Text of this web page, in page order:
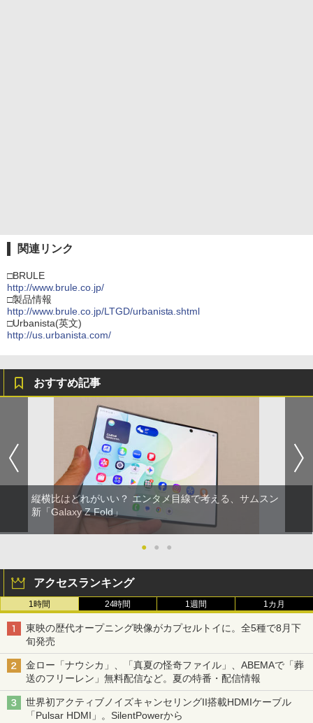
関連リンク
□BRULE
http://www.brule.co.jp/
□製品情報
http://www.brule.co.jp/LTGD/urbanista.shtml
□Urbanista(英文)
http://us.urbanista.com/
おすすめ記事
縦横比はどれがいい？ エンタメ目線で考える、サムスン
新「Galaxy Z Fold」
● ● ●
アクセスランキング
1時間 24時間 1週間 1カ月
東映の歴代オープニング映像がカプセルトイに。全5種で8月下
旬発売
金ロー「ナウシカ」、「真夏の怪奇ファイル」、ABEMAで「葬
送のフリーレン」無料配信など。夏の特番・配信情報
世界初アクティブノイズキャンセリングII搭載HDMIケーブル
「Pulsar HDMI」。SilentPowerから